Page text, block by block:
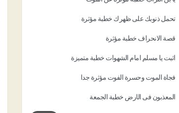
تحمل ذنوبك على ظهرك خطبة مؤثرة
قصة الانحراف خطبة مؤثرة
أثبت يا مسلم أمام الشهوات خطبة متميزة
فجأة الموت وحسرة الفوت مؤثرة جدا
المعذبون فى الأرض خطبة الجمعة